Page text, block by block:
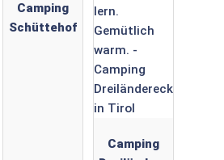
Camping
Schüttehof
Camping